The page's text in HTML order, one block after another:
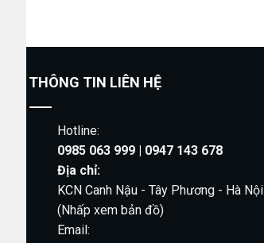
THÔNG TIN LIÊN HỆ
Hotline:
0985 063 999 | 0947 143 678
Địa chỉ:
KCN Canh Nậu - Tây Phương - Hà Nội
(Nhấp xem bản đồ)
Email: